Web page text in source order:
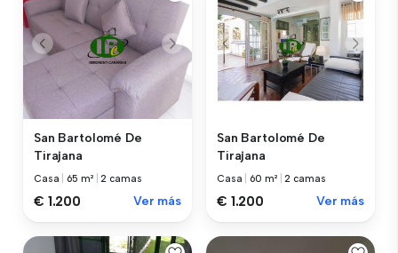
San Bartolomé De
Tirajana
Casa 65 m² |2 camas
€ 1.200 Ver más
San Bartolomé De
Tirajana
Casa 60 m² |2 camas
€ 1.200 Ver más